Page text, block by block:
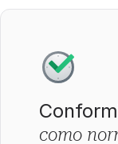
como